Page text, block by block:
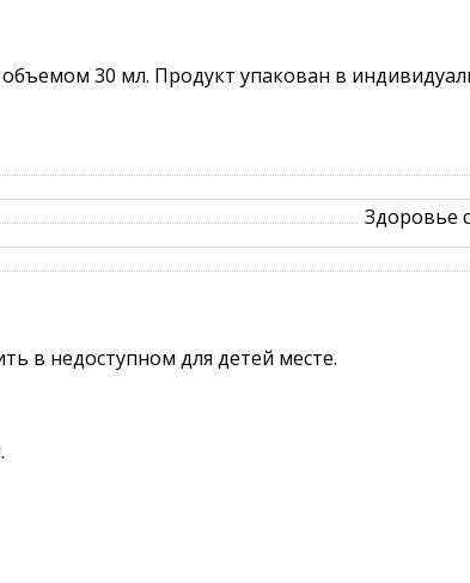
30 мл. Продукт упакован в
Здоровье
в недоступном для детей месте.